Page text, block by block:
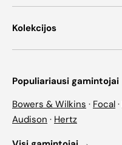
Kolekcijos
Populiariausi gamintojai
Bowers & Wilkins · Focal ·
Audison · Hertz